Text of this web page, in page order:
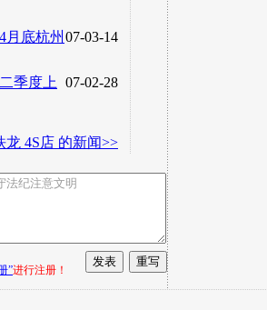
07-03-14
月底杭州
07-02-28
季度上
龙 4S店 的新闻>>
”进行注册！